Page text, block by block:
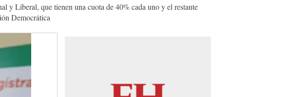
y Liberal, que tienen una cuota de 40% cada uno y el restante
Democrática